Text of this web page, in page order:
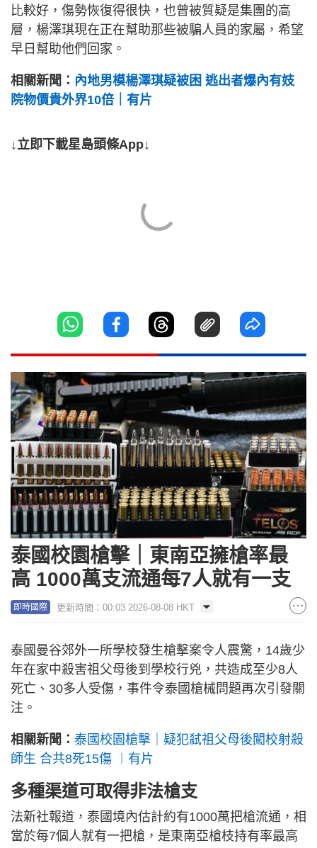
比較好，傷勢恢復得很快，也曾被質疑是集團的高
層，楊澤琪現在正在幫助那些被騙人員的家屬，希望
早日幫助他們回家。
相關新聞： 內地男模楊澤琪疑被困 逃出者爆內有妓
院物價貴外界10倍｜有片
↓立即下載星島頭條App↓
泰國校園槍擊｜東南亞擁槍率最
高 1000萬支流通每7人就有一支
即時國際 更新時間：00:03 2026-08-08 HKT
泰國曼谷郊外一所學校發生槍擊案令人震驚，14歲少
年在家中殺害祖父母後到學校行兇，共造成至少8人
死亡、30多人受傷，事件令泰國槍械問題再次引發關
注。
相關新聞： 泰國校園槍擊｜疑犯弒祖父母後闖校射殺
師生 合共8死15傷 ︱有片
多種渠道可取得非法槍支
法新社報道，泰國境內估計約有1000萬把槍流通，相
當於每7個人就有一把槍，是東南亞槍枝持有率最高